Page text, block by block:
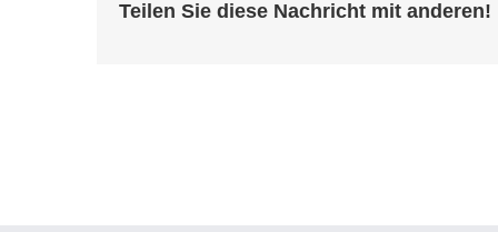
Teilen Sie diese Nachricht mit anderen!